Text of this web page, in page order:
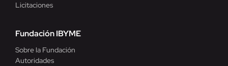
Licitaciones
Fundación IBYME
Sobre la Fundación
Autoridades